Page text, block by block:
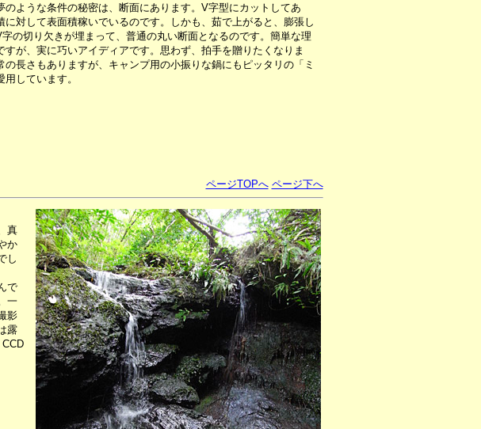
ような条件の秘密は、断面にあります。V字型にカットしてあ
に対して表面積稼いでいるのです。しかも、茹で上がると、膨張し
の切り欠きが埋まって、普通の丸い断面となるのです。簡単な理
すが、実に巧いアイディアです。思わず、拍手を贈りたくなりま
の長さもありますが、キャンプ用の小振りな鍋にもピッタリの「ミ
用しています。
ページTOPへ ページ下へ
真
か
し
で
一
影
露